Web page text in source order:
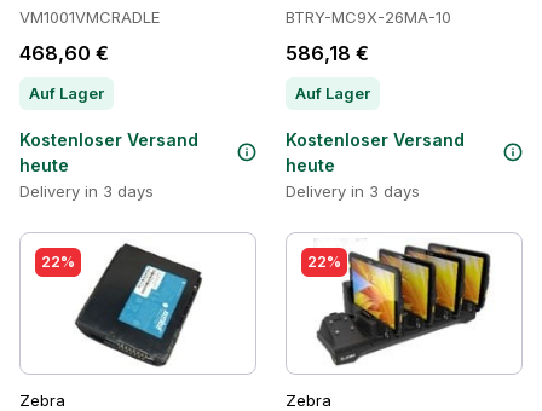
VM1001VMCRADLE
468,60 €
Auf Lager
Kostenloser Versand
heute
Delivery in 3 days
BTRY-MC9X-26MA-10
586,18 €
Auf Lager
Kostenloser Versand
heute
Delivery in 3 days
22%
Zebra
22%
Zebra